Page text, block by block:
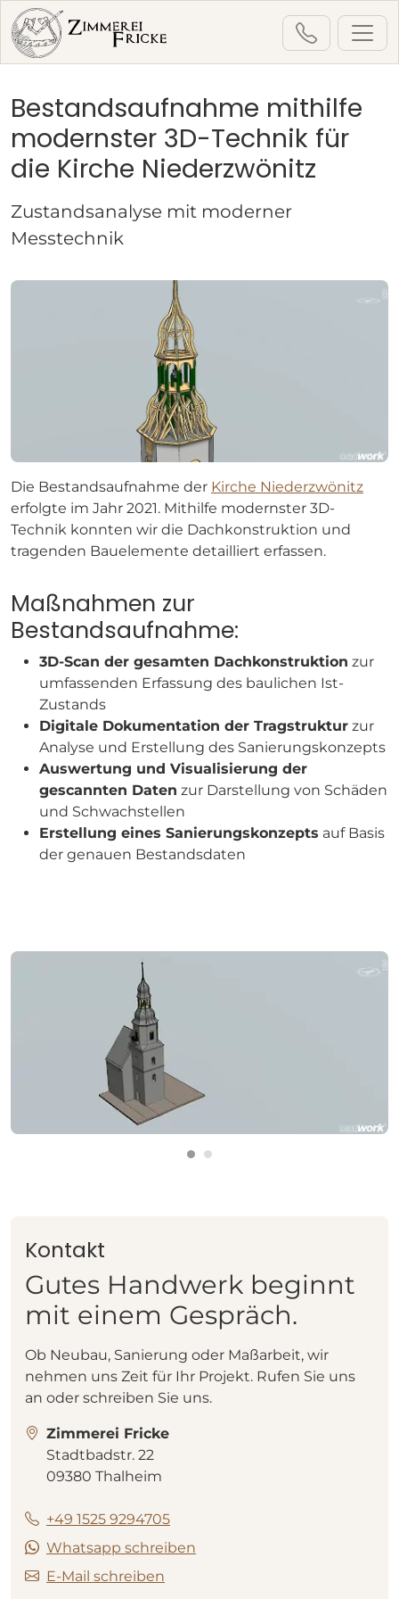
Startseite
Denkmalpflege & Kirchenbau
Bestandsaufnahme
Bestandsaufnahme mithilfe
modernster 3D-Technik für
die Kirche Niederzwönitz
Zustandsanalyse mit moderner
Messtechnik
Die Bestandsaufnahme der Kirche Niederzwönitz
erfolgte im Jahr 2021. Mithilfe modernster 3D-
Technik konnten wir die Dachkonstruktion und
tragenden Bauelemente detailliert erfassen.
Maßnahmen zur
Bestandsaufnahme:
3D-Scan der gesamten Dachkonstruktion zur
umfassenden Erfassung des baulichen Ist-
Zustands
Digitale Dokumentation der Tragstruktur zur
Analyse und Erstellung des Sanierungskonzepts
Auswertung und Visualisierung der
gescannten Daten zur Darstellung von Schäden
und Schwachstellen
Erstellung eines Sanierungskonzepts auf Basis
der genauen Bestandsdaten
Kontakt
Gutes Handwerk beginnt
mit einem Gespräch.
Ob Neubau, Sanierung oder Maßarbeit, wir
nehmen uns Zeit für Ihr Projekt. Rufen Sie uns
an oder schreiben Sie uns.
Zimmerei Fricke
Stadtbadstr. 22
09380 Thalheim
+49 1525 9294705
Whatsapp schreiben
E-Mail schreiben